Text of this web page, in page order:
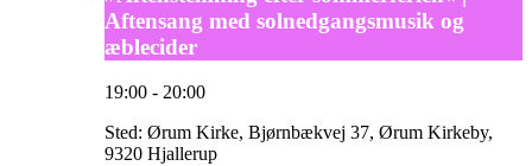
Aftensang med solnedgangsmusik og
æblecider
19:00 - 20:00
Sted: Ørum Kirke, Bjørnbækvej 37, Ørum Kirkeby,
9320 Hjallerup